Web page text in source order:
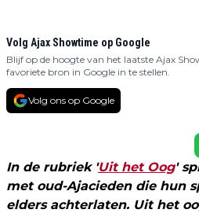
Volg Ajax Showtime op Google
Blijf op de hoogte van het laatste Ajax
favoriete bron in Google in te stellen.
Volg ons op Google
In de rubriek 'Uit het Oog'
met oud-Ajacieden die hun
elders achterlaten. Uit het